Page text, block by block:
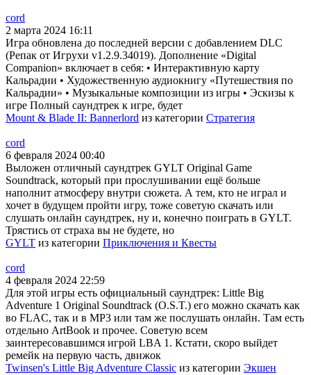
cord
2 марта 2024 16:11
Игра обновлена до последней версии с добавлением DLC
(Репак от Игрухи v1.2.9.34019). Дополнение «Digital
Companion» включает в себя: • Интерактивную карту
Кальрадии • Художественную аудиокнигу «Путешествия по
Кальрадии» • Музыкальные композиции из игры • Эскизы к
игре Полный саундтрек к игре, будет
Mount & Blade II: Bannerlord из категории Стратегия
cord
6 февраля 2024 00:40
Выложен отличный саундтрек GYLT Original Game
Soundtrack, который при прослушивании ещё больше
наполнит атмосферу внутри сюжета. А тем, кто не играл и
хочет в будущем пройти игру, тоже советую скачать или
слушать онлайн саундтрек, ну и, конечно поиграть в GYLT.
Трястись от страха вы не будете, но
GYLT из категории Приключения и Квесты
cord
4 февраля 2024 22:59
Для этой игры есть официальный саундтрек: Little Big
Adventure 1 Original Soundtrack (O.S.T.) его можно скачать как
во FLAC, так и в MP3 или там же послушать онлайн. Там есть
отдельно ArtBook и прочее. Советую всем
заинтересовавшимся игрой LBA 1. Кстати, скоро выйдет
ремейк на первую часть, движок
Twinsen's Little Big Adventure Classic из категории Экшен